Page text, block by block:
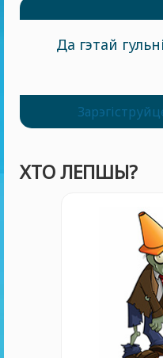
Да гэтай
ХТО ЛЕПШЫ?